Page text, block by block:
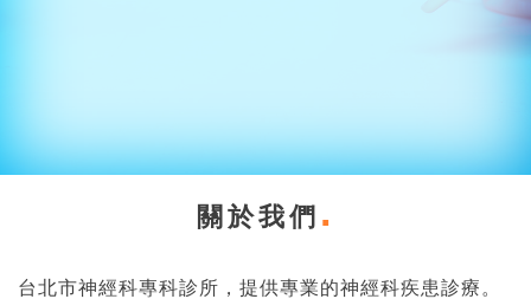
關於我們
台北市神經科專科診所，提供專業的神經科疾患診療。